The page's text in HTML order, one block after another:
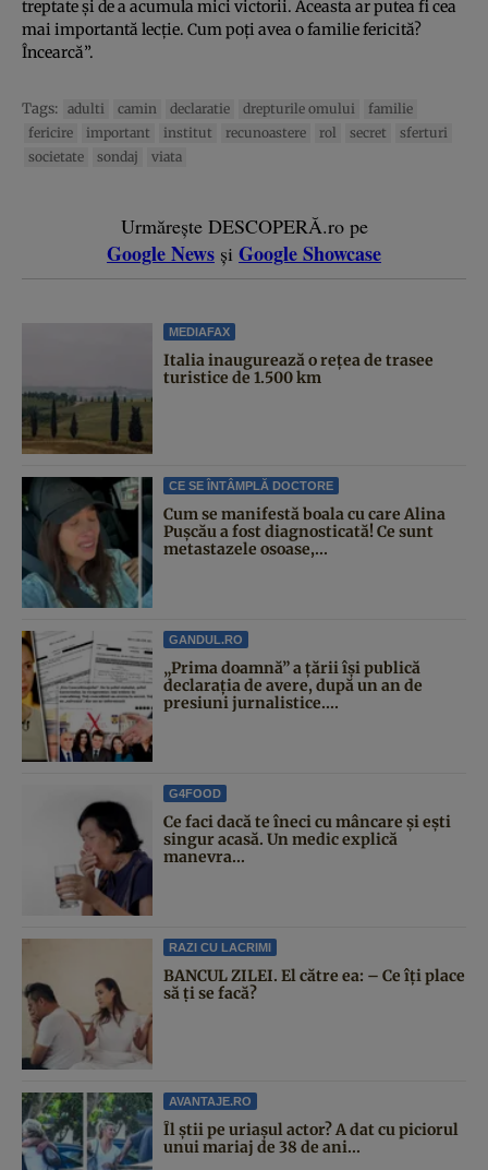
treptate şi de a acumula mici victorii. Aceasta ar putea fi cea
mai importantă lecţie. Cum poţi avea o familie fericită?
Încearcă”.
Tags: adulti camin declaratie drepturile omului
familie
fericire
important institut recunoastere rol secret
sferturi
societate
sondaj viata
Urmărește DESCOPERĂ.ro pe
Google News și Google Showcase
MEDIAFAX
Italia inaugurează o rețea de trasee
turistice de 1.500 km
CE SE ÎNTÂMPLĂ DOCTORE
Cum se manifestă boala cu care Alina
Pușcău a fost diagnosticată! Ce sunt
metastazele osoase,...
GANDUL.RO
„Prima doamnă” a țării își publică
declarația de avere, după un an de
presiuni jurnalistice....
G4FOOD
Ce faci dacă te îneci cu mâncare și ești
singur acasă. Un medic explică
manevra...
RAZI CU LACRIMI
BANCUL ZILEI. El către ea: – Ce îți place
să ți se facă?
AVANTAJE.RO
Îl știi pe uriașul actor? A dat cu piciorul
unui mariaj de 38 de ani...